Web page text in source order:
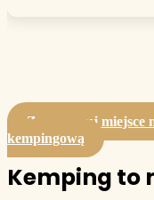
Zarezerwuj miejsce
kempingową
Kemping to